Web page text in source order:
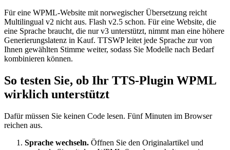
Für eine WPML-Website mit norwegischer Übersetzung reicht
Multilingual v2 nicht aus. Flash v2.5 schon. Für eine Website, die
eine Sprache braucht, die nur v3 unterstützt, nimmt man eine höhere
Generierungslatenz in Kauf. TTSWP leitet jede Sprache zur von
Ihnen gewählten Stimme weiter, sodass Sie Modelle nach Bedarf
kombinieren können.
So testen Sie, ob Ihr TTS-Plugin WPML
wirklich unterstützt
Dafür müssen Sie keinen Code lesen. Fünf Minuten im Browser
reichen aus.
Sprache wechseln. Öffnen Sie den Originalartikel und